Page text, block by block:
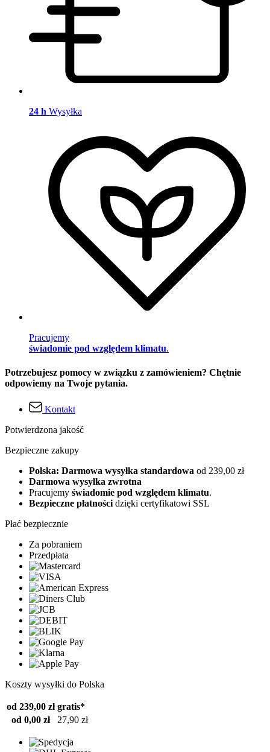
24 h Wysyłka
Pracujemy
świadomie pod względem klimatu.
Potrzebujesz pomocy w związku z zamówieniem? Chętnie
odpowiemy na Twoje pytania.
Kontakt
Potwierdzona jakość
Bezpieczne zakupy
Polska: Darmowa wysyłka standardowa od 239,00 zł
Darmowa wysyłka zwrotna
Pracujemy świadomie pod względem klimatu.
Bezpieczne płatności dzięki certyfikatowi SSL
Płać bezpiecznie
Za pobraniem
Przedpłata
Koszty wysyłki do Polska
od 239,00 zł gratis*
od 0,00 zł
27,90 zł